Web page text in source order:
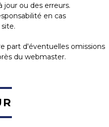
ou des erreurs.
en cas
part d'éventuelles omissions
du webmaster.